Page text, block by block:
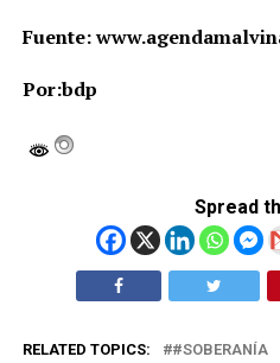
Fuente:
Por:bdp
Spread
RELATED TOPICS: #SOBERANÍA